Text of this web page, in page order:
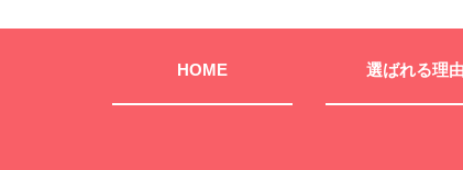
HOME 選ばれる理由